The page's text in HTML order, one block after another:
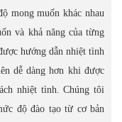
mong muốn khác nhau
và khả năng của từng
hướng dẫn nhiệt tình
dễ dàng hơn khi được
nhiệt tình. Chúng tôi
độ đào tạo từ cơ bản